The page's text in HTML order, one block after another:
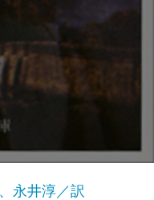
永井淳／訳